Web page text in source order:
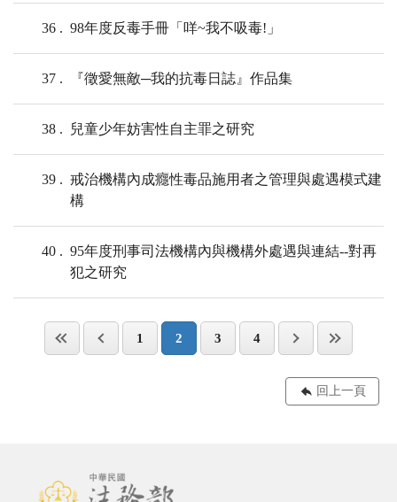
36 98年度反毒手冊「咩~我不吸毒!」
37 『徵愛無敵─我的抗毒日誌』作品集
38 兒童少年妨害性自主罪之研究
39
戒治機構內成癮性毒品施用者之管理與處遇模式建
構
40
95年度刑事司法機構內與機構外處遇與連結--對再
犯之研究
1 2 3 4
回上一頁